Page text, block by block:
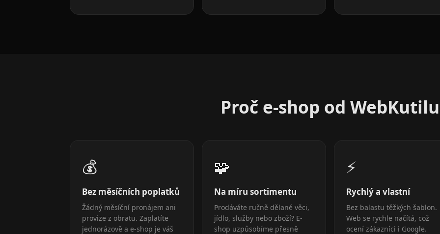
Proč e-shop od WebKutilu
💰
Bez měsíčních poplatků
Žádný měsíční pronájem ani
provize z obratu. Zaplatíte
jednorázově a e-shop je váš
🧩
Na míru sortimentu
Prodáváte ručně dělané věci,
jídlo, služby nebo zboží? E-
shop uzpůsobíme přesně
⚡
Rychlý a vlastní
Bez balastu těžkých šablon.
Web se rychle načítá, což
ocení zákazníci i Google.